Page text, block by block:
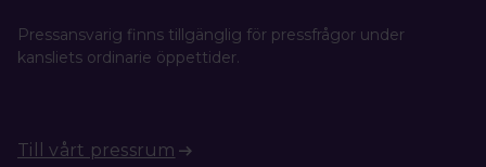
Pressansvarig finns tillgänglig för pressfrågor under
kansliets ordinarie öppettider.
Till vårt pressrum